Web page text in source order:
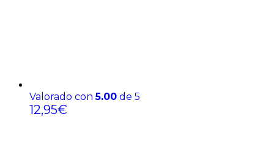
Valorado con5.00 de 5
12,95€